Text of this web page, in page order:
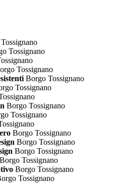
Tossignano
Tossignano
Borgo Tossignano
Tossignano
Borgo Tossignano
Tossignano
Borgo Tossignano
Borgo Tossignano
Borgo Tossignano
Borgo Tossignano
Borgo Tossignano
Tossignano